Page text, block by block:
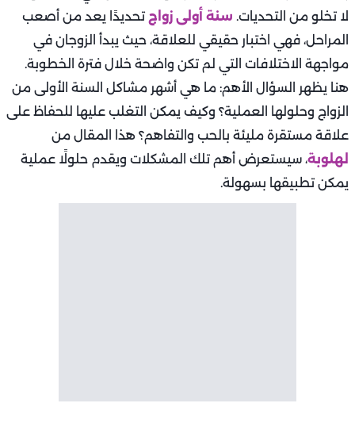
لا تخلو من التحديات. سنة أولى زواج تحديدًا يعد من أصعب
المراحل، فهي اختبار حقيقي للعلاقة، حيث يبدأ الزوجان في
مواجهة الاختلافات التي لم تكن واضحة خلال فترة الخطوبة.
هنا يظهر السؤال الأهم: ما هي أشهر مشاكل السنة الأولى من
الزواج وحلولها العملية؟ وكيف يمكن التغلب عليها للحفاظ على
علاقة مستقرة مليئة بالحب والتفاهم؟ هذا المقال من
لهلوبة، سيستعرض أهم تلك المشكلات ويقدم حلولًا عملية
يمكن تطبيقها بسهولة.